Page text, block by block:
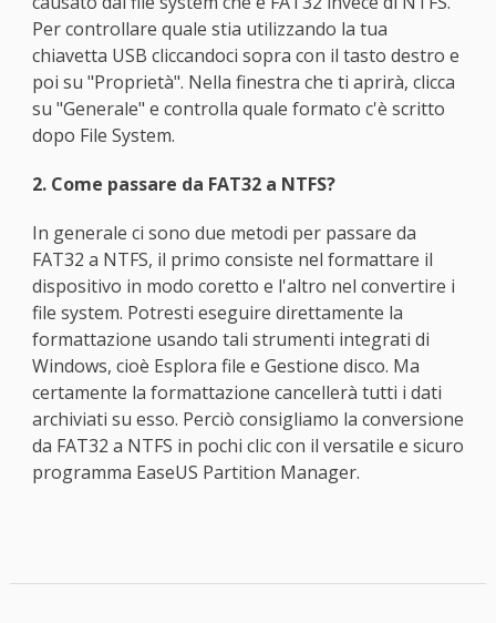
Per controllare quale stia utilizzando la tua
chiavetta USB cliccandoci sopra con il tasto destro e
poi su "Proprietà". Nella finestra che ti aprirà, clicca
su "Generale" e controlla quale formato c'è scritto
dopo File System.
2. Come passare da FAT32 a NTFS?
In generale ci sono due metodi per passare da
FAT32 a NTFS, il primo consiste nel formattare il
dispositivo in modo coretto e l'altro nel convertire i
file system. Potresti eseguire direttamente la
formattazione usando tali strumenti integrati di
Windows, cioè Esplora file e Gestione disco. Ma
certamente la formattazione cancellerà tutti i dati
archiviati su esso. Perciò consigliamo la conversione
da FAT32 a NTFS in pochi clic con il versatile e sicuro
programma EaseUS Partition Manager.